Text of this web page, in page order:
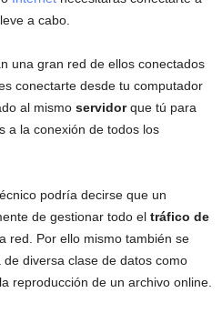
a cabo.
una gran red de ellos conectados
conectarte desde tu computador
al mismo servidorque tú para
a la conexión de todos los
podría decirse que un
de gestionar todo el tráfico de
red. Por ello mismo también se
diversa clase de datos como
reproducción de un archivo online.